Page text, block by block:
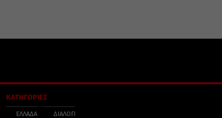
ΚΑΤΗΓΟΡΙΕΣ
ΕΛΛΑΔΑ
ΔΙΑΛΟΓΟΣ